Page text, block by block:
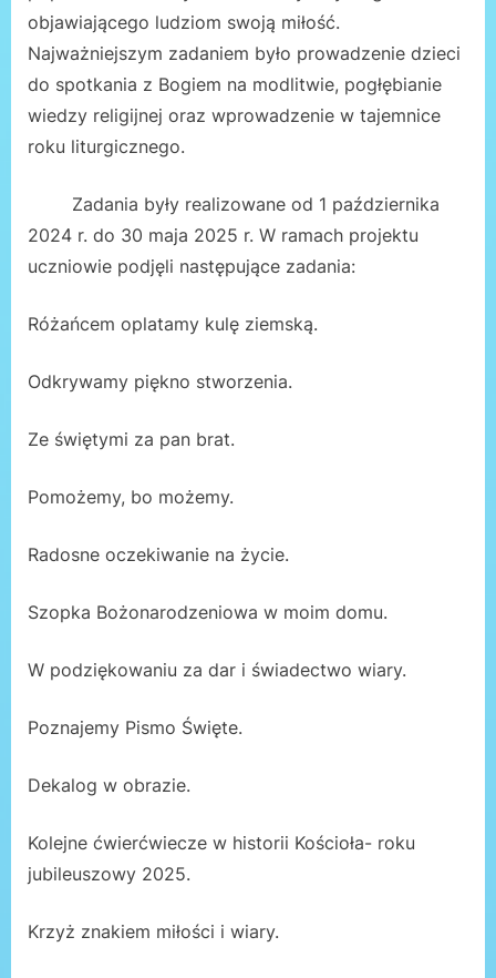
objawiającego ludziom swoją miłość.
Najważniejszym zadaniem było prowadzenie dzieci
do spotkania z Bogiem na modlitwie, pogłębianie
wiedzy religijnej oraz wprowadzenie w tajemnice
roku liturgicznego.
Zadania były realizowane od 1 października
2024 r. do 30 maja 2025 r. W ramach projektu
uczniowie podjęli następujące zadania:
Różańcem oplatamy kulę ziemską.
Odkrywamy piękno stworzenia.
Ze świętymi za pan brat.
Pomożemy, bo możemy.
Radosne oczekiwanie na życie.
Szopka Bożonarodzeniowa w moim domu.
W podziękowaniu za dar i świadectwo wiary.
Poznajemy Pismo Święte.
Dekalog w obrazie.
Kolejne ćwierćwiecze w historii Kościoła- roku
jubileuszowy 2025.
Krzyż znakiem miłości i wiary.